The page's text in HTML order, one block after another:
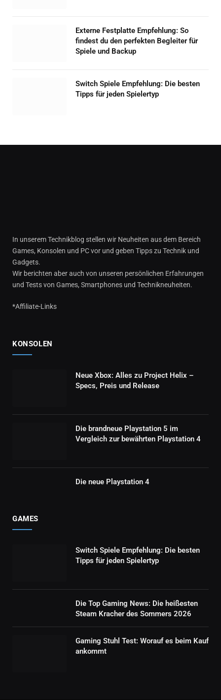
Externe Festplatte Empfehlung: So
findest du den perfekten Begleiter für
Spiele und Backup
Switch Spiele Empfehlung: Die besten
Tipps für jeden Spielertyp
In unserem Technikblog stellen wir Neuheiten aus dem Bereich
Games, Konsolen und PC vor und geben Tipps zu Technik und
Gadgets.
Wir berichten aber auch von unseren persönlichen Erfahrungen
und Tests von Games, Smartphones und Technikneuheiten.
*Affiliate-Links
KONSOLEN
Neue Xbox: Alles zu Project Helix –
Specs, Preis und Release
Die brandneue Playstation 5 im
Vergleich zur bewährten Playstation 4
Die neue Playstation 4
GAMES
Switch Spiele Empfehlung: Die besten
Tipps für jeden Spielertyp
Die Top Gaming News: Die heißesten
Steam Kracher des Sommers 2026
Gaming Stuhl Test: Worauf es beim Kauf
ankommt